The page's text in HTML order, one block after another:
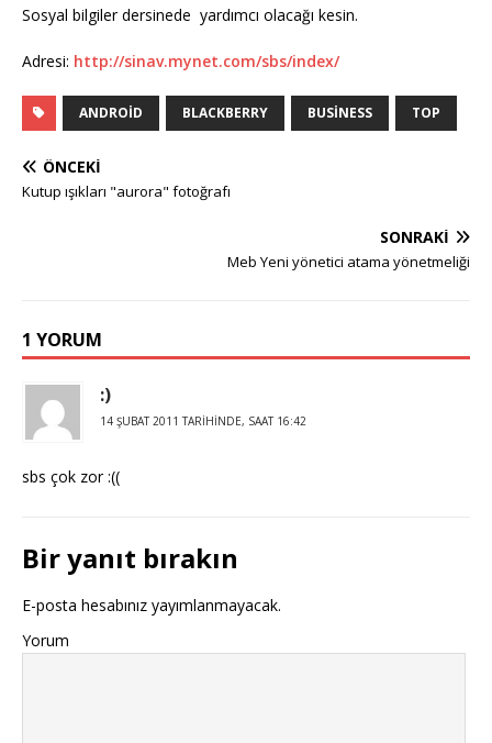
Sosyal bilgiler dersinede yardımcı olacağı kesin.
Adresi: http://sinav.mynet.com/sbs/index/
ANDROID BLACKBERRY BUSINESS TOP
ÖNCEKI
Kutup ışıkları "aurora" fotoğrafı
SONRAKI
Meb Yeni yönetici atama yönetmeliği
1 YORUM
:)
14 ŞUBAT 2011 TARIHINDE, SAAT 16:42
sbs çok zor :((
Bir yanıt bırakın
E-posta hesabınız yayımlanmayacak.
Yorum